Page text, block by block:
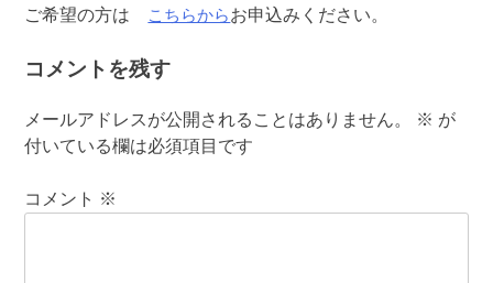
ご希望の方は
こちらからお申込みください。
コメントを残す
メールアドレスが公開されることはありません。 ※ が
付いている欄は必須項目です
コメント ※